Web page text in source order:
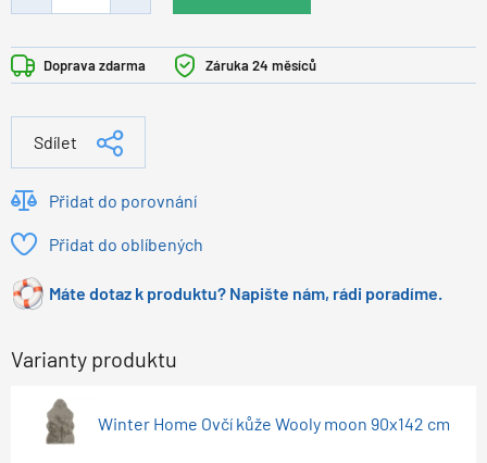
Doprava zdarma Záruka 24 měsíců
Sdílet
Přidat do porovnání
Přidat do oblíbených
Máte dotaz k produktu? Napište nám, rádi poradíme.
Varianty produktu
Winter Home Ovčí kůže Wooly moon 90x142 cm